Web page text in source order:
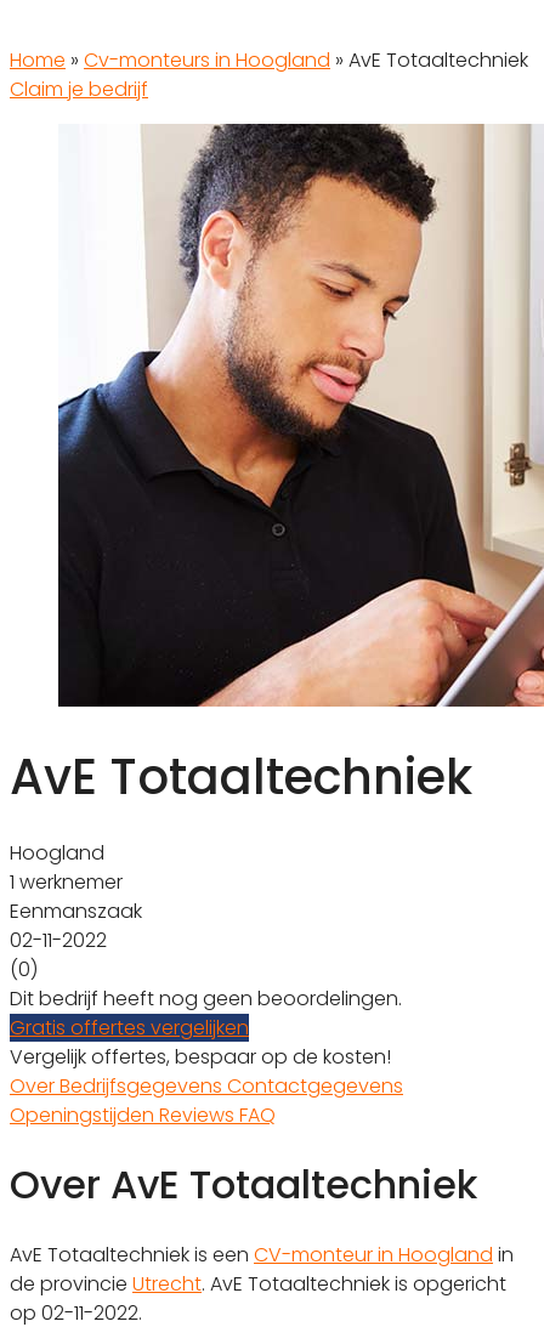
Home » Cv-monteurs in Hoogland » AvE Totaaltechniek
Claim je bedrijf
AvE Totaaltechniek
Hoogland
1 werknemer
Eenmanszaak
02-11-2022
(0)
Dit bedrijf heeft nog geen beoordelingen.
Gratis offertes vergelijken
Vergelijk offertes, bespaar op de kosten!
OverBedrijfsgegevens Contactgegevens
Openingstijden Reviews FAQ
Over AvE Totaaltechniek
AvE Totaaltechniek is een CV-monteur in Hoogland in
de provincie Utrecht. AvE Totaaltechniek is opgericht
op 02-11-2022.